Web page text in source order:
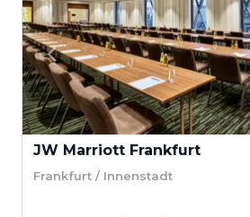
JW Marriott Frankfurt
Frankfurt / Innenstadt